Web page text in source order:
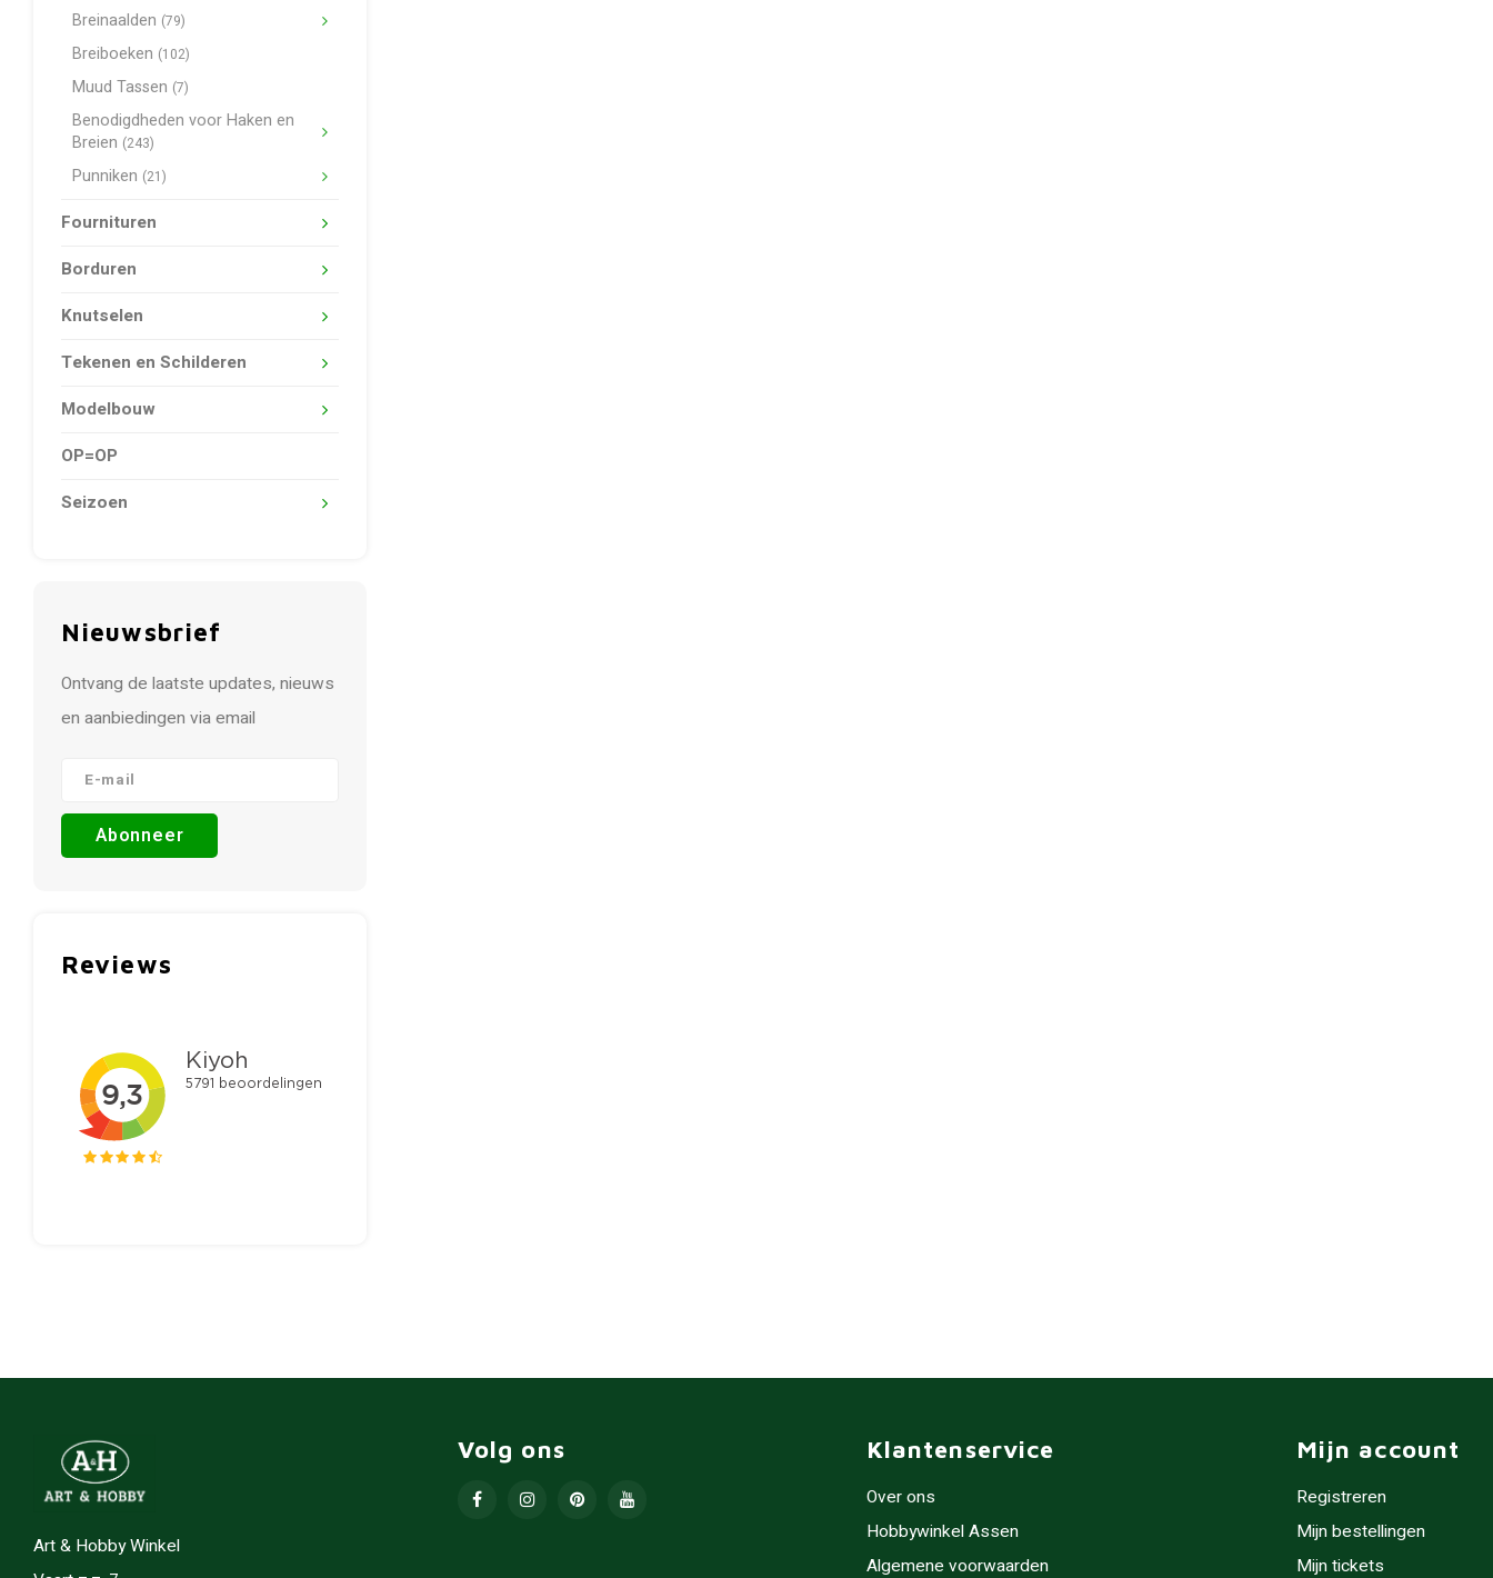
Breinaalden (79)
Breiboeken (102)
Muud Tassen (7)
Benodigdheden voor Haken en
Breien (243)
Punniken (21)
Fournituren
Borduren
Knutselen
Tekenen en Schilderen
Modelbouw
OP=OP
Seizoen
Nieuwsbrief
Ontvang de laatste updates, nieuws
en aanbiedingen via email
Abonneer
Reviews
Art & Hobby Winkel
Volg ons Klantenservice
Over ons
Hobbywinkel Assen
Algemene voorwaarden
Mijn account
Registreren
Mijn bestellingen
Mijn tickets